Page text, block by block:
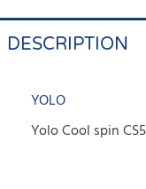
DESCRIPTION
YOLO
Yolo Cool spin